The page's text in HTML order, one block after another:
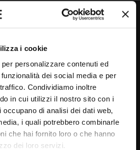
i cookie
personalizzare contenuti ed
dei social media e per
Condividiamo inoltre
in cui utilizzi il nostro sito con i
di analisi dei dati web,
i quali potrebbero combinarle
che hai fornito loro o che hanno
dei loro servizi.